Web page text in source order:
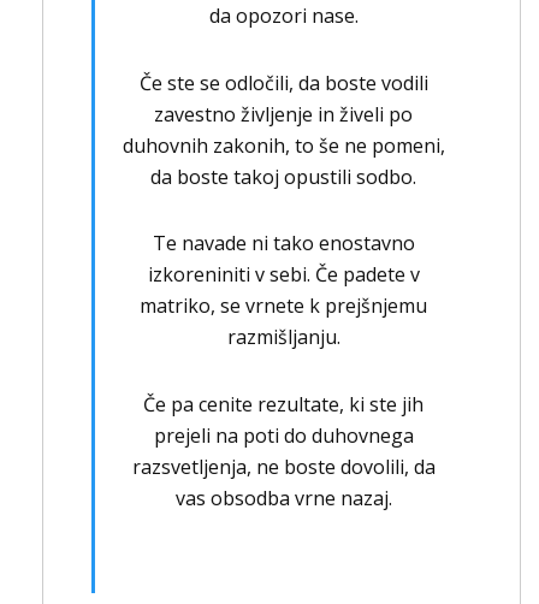
da opozori nase.
Če ste se odločili, da boste vodili
zavestno življenje in živeli po
duhovnih zakonih, to še ne pomeni,
da boste takoj opustili sodbo.
Te navade ni tako enostavno
izkoreniniti v sebi. Če padete v
matriko, se vrnete k prejšnjemu
razmišljanju.
Če pa cenite rezultate, ki ste jih
prejeli na poti do duhovnega
razsvetljenja, ne boste dovolili, da
vas obsodba vrne nazaj.